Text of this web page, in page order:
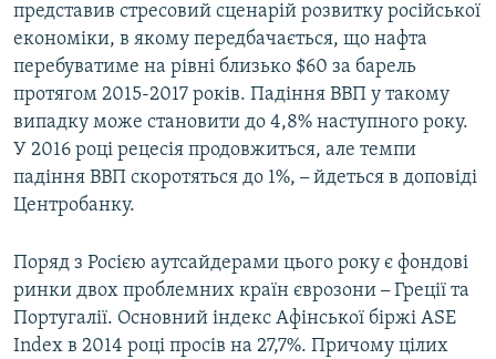
представив стресовий сценарій розвитку російської
економіки, в якому передбачається, що нафта
перебуватиме на рівні близько $60 за барель
протягом 2015-2017 років. Падіння ВВП у такому
випадку може становити до 4,8% наступного року.
У 2016 році рецесія продовжиться, але темпи
падіння ВВП скоротяться до 1%, –йдеться в доповіді
Центробанку.
Поряд з Росією аутсайдерами цього року є фондові
ринки двох проблемних країн єврозони –Греції та
Португалії. Основний індекс Афінської біржі ASE
Index в 2014 році просів на 27,7%. Причому цілих